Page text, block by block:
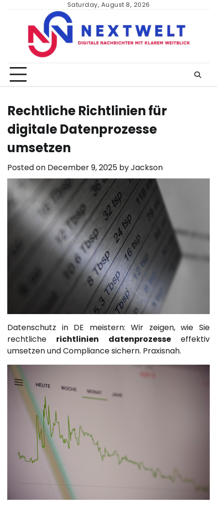
content
Saturday, August 8, 2026
Rechtliche Richtlinien für
digitale Datenprozesse
umsetzen
Posted on December 9, 2025 byJackson
Datenschutz in DE meistern: Wir zeigen, wie Sie
rechtliche richtlinien datenprozesseeffektiv
umsetzen und Compliance sichern. Praxisnah.